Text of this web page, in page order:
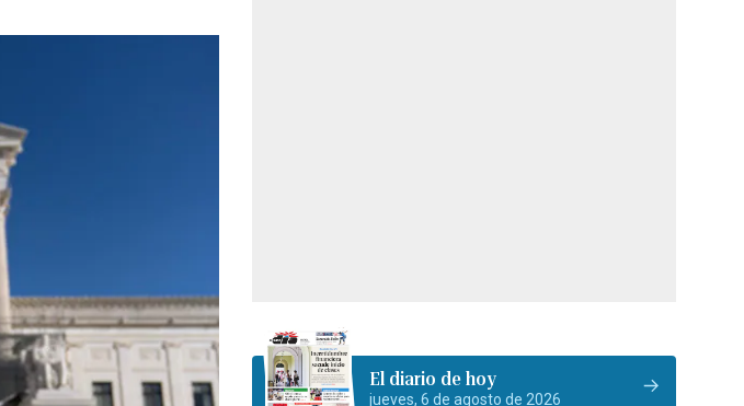
El diario de hoy
jueves, 6 de agosto de 2026